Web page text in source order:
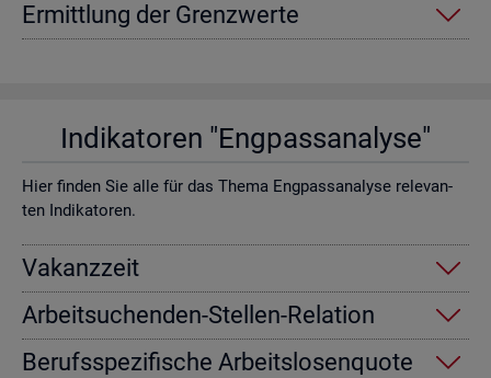
Er­mitt­lung der Grenz­wer­te
In­di­ka­to­ren "Eng­pass­ana­ly­se"
Hier fin­den Sie alle für das Thema Eng­pass­ana­ly­se re­le­van­
ten In­di­ka­to­ren.
Va­kanz­zeit
Ar­beit­su­chen­den-Stel­len-Re­la­ti­on
Be­rufs­spe­zi­fi­sche Ar­beits­lo­sen­quo­te